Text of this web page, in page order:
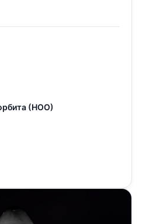
(НОО)